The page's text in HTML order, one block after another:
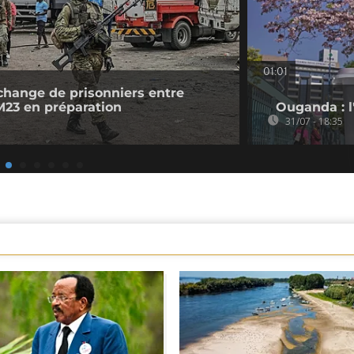
de prisonniers entre
en préparation
01:01
Ouganda :
31/07 - 18:35